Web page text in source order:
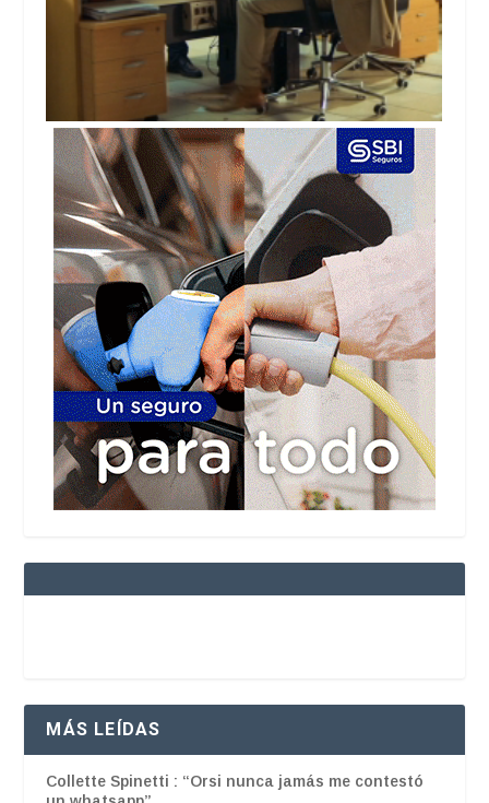
MÁS LEÍDAS
Collette Spinetti : “Orsi nunca jamás me contestó